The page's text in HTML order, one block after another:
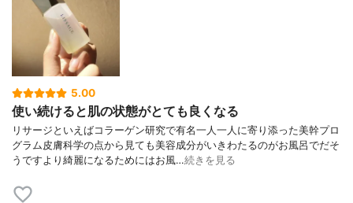
5.00
使い続けると肌の状態がとても良くなる
リサージといえばコラーゲン研究で有名一人一人に寄り添った美幹プロ
グラム皮膚科学の点から見ても美容成分がいきわたるのがお風呂でだそ
うですより綺麗になるためにはお風…続きを見る